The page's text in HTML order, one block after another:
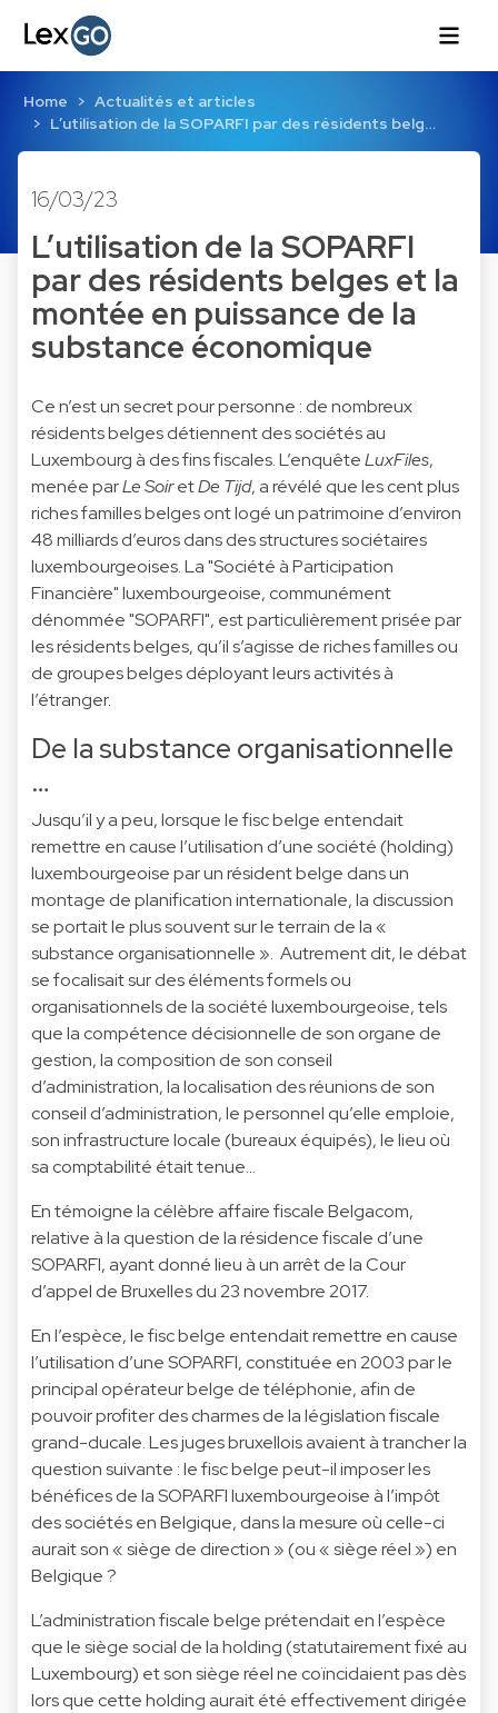
Home
Actualités et articles
L’utilisation de la SOPARFI par des résidents belg…
16/03/23
L’utilisation de la SOPARFI
par des résidents belges et la
montée en puissance de la
substance économique
Ce n’est un secret pour personne : de nombreux
résidents belges détiennent des sociétés au
Luxembourg à des fins fiscales. L’enquêteLuxFiles,
menée parLe SoiretDe Tijd, a révélé que les cent plus
riches familles belges ont logé un patrimoine d’environ
48 milliards d’euros dans des structures sociétaires
luxembourgeoises. La "Société à Participation
Financière" luxembourgeoise, communément
dénommée "SOPARFI", est particulièrement prisée par
les résidents belges, qu’il s’agisse de riches familles ou
de groupes belges déployant leurs activités à
l’étranger.
De la substance organisationnelle
…
Jusqu’il y a peu, lorsque le fisc belge entendait
remettre en cause l’utilisation d’une société (holding)
luxembourgeoise par un résident belge dans un
montage de planification internationale, la discussion
se portait le plus souvent sur le terrain de la «
substance organisationnelle ». Autrement dit, le débat
se focalisait sur des éléments formels ou
organisationnels de la société luxembourgeoise, tels
que la compétence décisionnelle de son organe de
gestion, la composition de son conseil
d’administration, la localisation des réunions de son
conseil d’administration, le personnel qu’elle emploie,
son infrastructure locale (bureaux équipés), le lieu où
sa comptabilité était tenue…
En témoigne la célèbre affaire fiscale Belgacom,
relative à la question de la résidence fiscale d’une
SOPARFI, ayant donné lieu à un arrêt de la Cour
d’appel de Bruxelles du 23 novembre 2017.
En l’espèce, le fisc belge entendait remettre en cause
l’utilisation d’une SOPARFI, constituée en 2003 par le
principal opérateur belge de téléphonie, afin de
pouvoir profiter des charmes de la législation fiscale
grand-ducale. Les juges bruxellois avaient à trancher la
question suivante : le fisc belge peut-il imposer les
bénéfices de la SOPARFI luxembourgeoise à l’impôt
des sociétés en Belgique, dans la mesure où celle-ci
aurait son « siège de direction » (ou « siège réel ») en
Belgique ?
L’administration fiscale belge prétendait en l’espèce
que le siège social de la holding (statutairement fixé au
Luxembourg) et son siège réel ne coïncidaient pas dès
lors que cette holding aurait été effectivement dirigée